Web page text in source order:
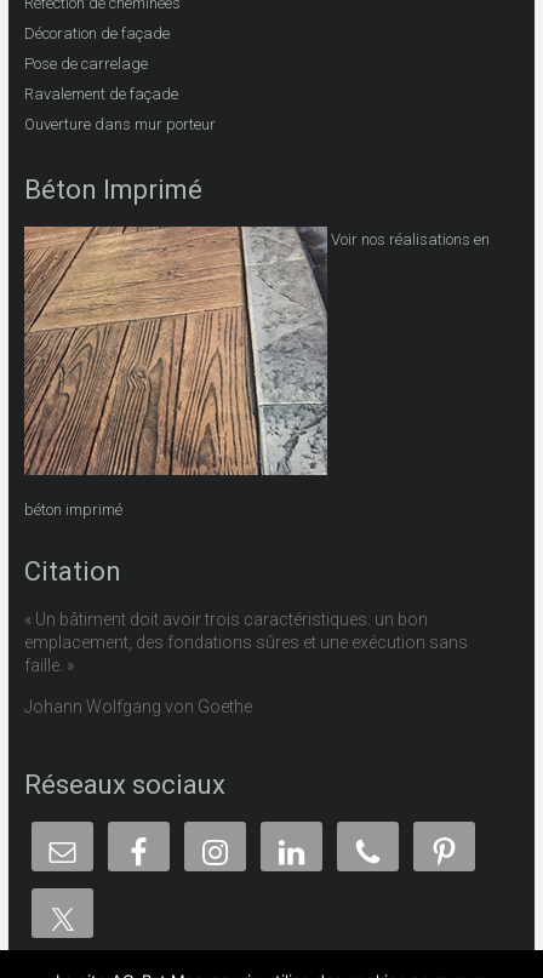
Décoration de façade
Pose de carrelage
Ravalement de façade
Ouverture dans mur porteur
Béton Imprimé
Voir nos réalisations en
béton imprimé
Citation
« Un bâtiment doit avoir trois caractéristiques: un bon
emplacement, des fondations sûres et une exécution sans
faille. »
Johann Wolfgang von Goethe
Réseaux sociaux